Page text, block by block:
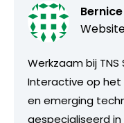
Werkzaam bij
Interactive op
en emerging
gespecialiseerd